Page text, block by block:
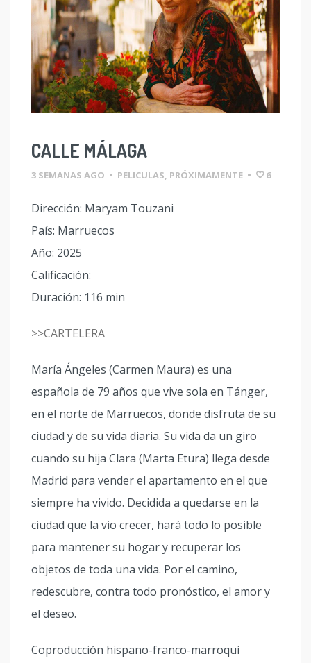
CALLE MÁLAGA
3 SEMANAS AGO • PELICULAS, PRÓXIMAMENTE • 6
Dirección: Maryam Touzani
País: Marruecos
Año: 2025
Calificación:
Duración: 116 min
>>CARTELERA
María Ángeles (Carmen Maura) es una
española de 79 años que vive sola en Tánger,
en el norte de Marruecos, donde disfruta de su
ciudad y de su vida diaria. Su vida da un giro
cuando su hija Clara (Marta Etura) llega desde
Madrid para vender el apartamento en el que
siempre ha vivido. Decidida a quedarse en la
ciudad que la vio crecer, hará todo lo posible
para mantener su hogar y recuperar los
objetos de toda una vida. Por el camino,
redescubre, contra todo pronóstico, el amor y
el deseo.
Coproducción hispano-franco-marroquí